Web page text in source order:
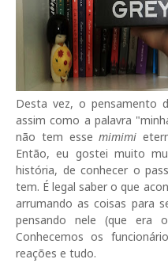
Desta vez, o pensamento
assim como a palavra
não tem essemimimi
Então, eu gostei muito
história, de conhecer o
tem. É legal saber o que
arrumando as coisas para
pensando nele (que era
Conhecemos os
reações e tudo.